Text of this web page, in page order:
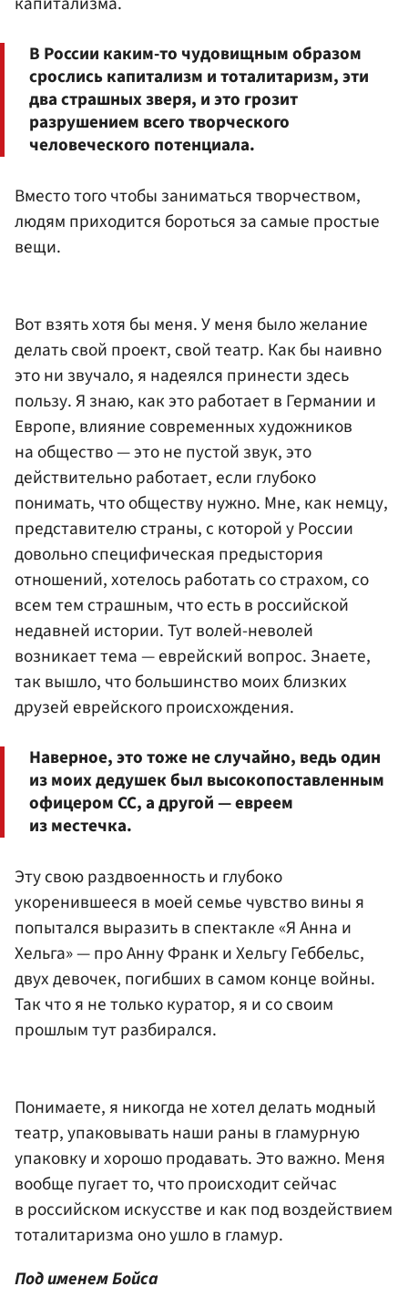
В России каким-то чудовищным образом
срослись капитализм и тоталитаризм, эти
два страшных зверя, и это грозит
разрушением всего творческого
человеческого потенциала.
Вместо того чтобы заниматься творчеством,
людям приходится бороться за самые простые
вещи.
Вот взять хотя бы меня. У меня было желание
делать свой проект, свой театр. Как бы наивно
это ни звучало, я надеялся принести здесь
пользу. Я знаю, как это работает в Германии и
Европе, влияние современных художников
на общество — это не пустой звук, это
действительно работает, если глубоко
понимать, что обществу нужно. Мне, как немцу,
представителю страны, с которой у России
довольно специфическая предыстория
отношений, хотелось работать со страхом, со
всем тем страшным, что есть в российской
недавней истории. Тут волей-неволей
возникает тема — еврейский вопрос. Знаете,
так вышло, что большинство моих близких
друзей еврейского происхождения.
Наверное, это тоже не случайно, ведь один
из моих дедушек был высокопоставленным
офицером СС, а другой — евреем
из местечка.
Эту свою раздвоенность и глубоко
укоренившееся в моей семье чувство вины я
попытался выразить в спектакле «Я Анна и
Хельга» — про Анну Франк и Хельгу Геббельс,
двух девочек, погибших в самом конце войны.
Так что я не только куратор, я и со своим
прошлым тут разбирался.
Понимаете, я никогда не хотел делать модный
театр, упаковывать наши раны в гламурную
упаковку и хорошо продавать. Это важно. Меня
вообще пугает то, что происходит сейчас
в российском искусстве и как под воздействием
тоталитаризма оно ушло в гламур.
Под именем Бойса